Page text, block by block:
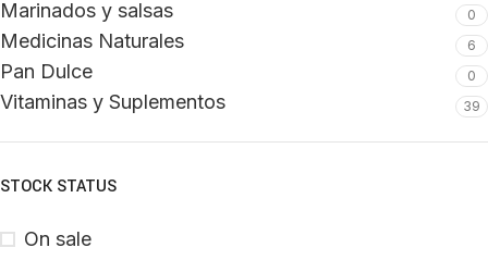
Marinados y salsas 0
Medicinas Naturales 6
Pan Dulce 0
Vitaminas y Suplementos 39
STOCK STATUS
On sale